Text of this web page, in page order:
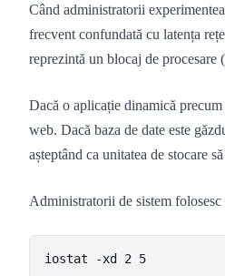
Când administratorii
frecvent confundată cu latența
reprezintă un blocaj de procesare
Dacă o aplicație dinamică
web. Dacă baza de date este
așteptând ca unitatea de stocare
Administratorii de sistem
iostat -xd 2 5